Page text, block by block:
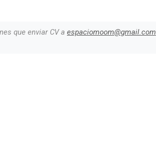
que enviar CV a espaciomoom@gmail.com